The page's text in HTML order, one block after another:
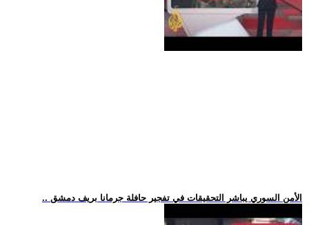
.. الأمن السوري يباشر التحقيقات في تفجير حافلة جرمانا بريف دمشق